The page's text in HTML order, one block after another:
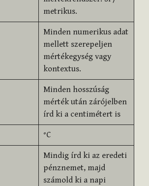
metrikus.
Minden numerikus adat
mellett szerepeljen
mértékegység vagy
kontextus.
Minden hosszúság
mérték után zárójelben
írd ki a centimétert is
°C
Mindig írd ki az eredeti
pénznemet, majd
számold ki a napi